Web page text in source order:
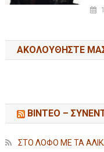
ΑΚΟΛΟΥΘΉΣΤΕ ΜΑΣ
ΒΙΝΤΕΟ –
ΣΤΟ ΛΟΦΟ ΜΕ ΤΑ